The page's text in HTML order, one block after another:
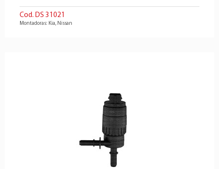
Cod. DS 31021
Montadoras: Kia, Nissan